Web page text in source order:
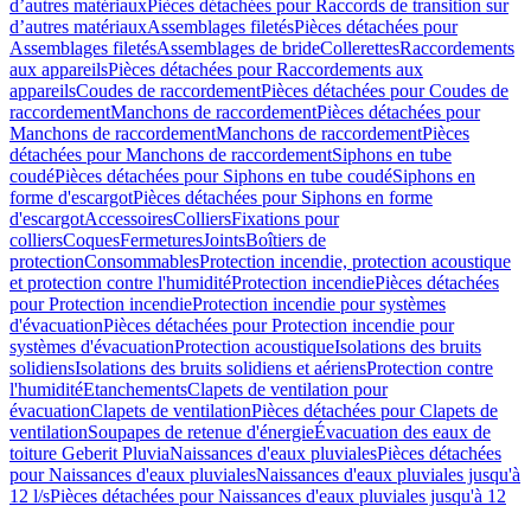
d’autres matériauxPièces détachées pour Raccords de transition sur
d’autres matériauxAssemblages filetésPièces détachées pour
Assemblages filetésAssemblages de brideCollerettesRaccordements
aux appareilsPièces détachées pour Raccordements aux
appareilsCoudes de raccordementPièces détachées pour Coudes de
raccordementManchons de raccordementPièces détachées pour
Manchons de raccordementManchons de raccordementPièces
détachées pour Manchons de raccordementSiphons en tube
coudéPièces détachées pour Siphons en tube coudéSiphons en
forme d'escargotPièces détachées pour Siphons en forme
d'escargotAccessoiresColliersFixations pour
colliersCoquesFermeturesJointsBoîtiers de
protectionConsommablesProtection incendie, protection acoustique
et protection contre l'humiditéProtection incendiePièces détachées
pour Protection incendieProtection incendie pour systèmes
d'évacuationPièces détachées pour Protection incendie pour
systèmes d'évacuationProtection acoustiqueIsolations des bruits
solidiensIsolations des bruits solidiens et aériensProtection contre
l'humiditéEtanchementsClapets de ventilation pour
évacuationClapets de ventilationPièces détachées pour Clapets de
ventilationSoupapes de retenue d'énergieÉvacuation des eaux de
toiture Geberit PluviaNaissances d'eaux pluvialesPièces détachées
pour Naissances d'eaux pluvialesNaissances d'eaux pluviales jusqu'à
12 l/sPièces détachées pour Naissances d'eaux pluviales jusqu'à 12